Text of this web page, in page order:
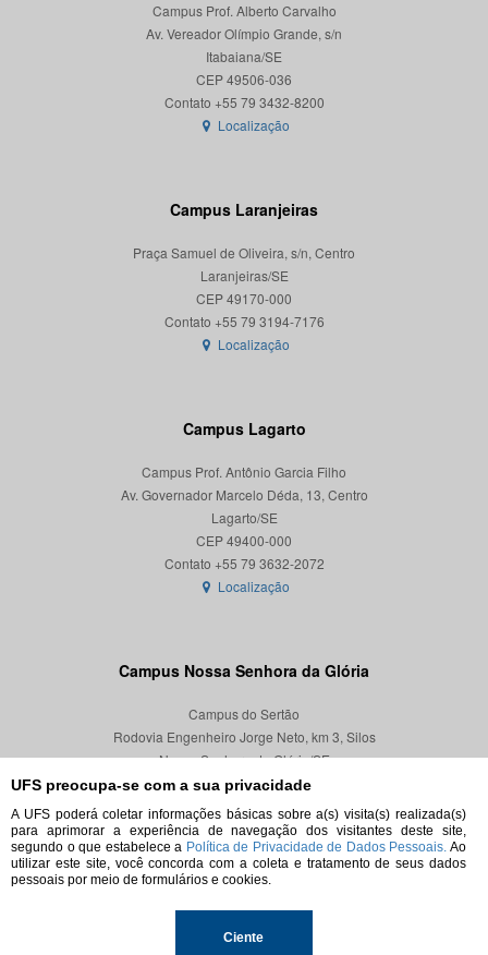
UFS preocupa-se com a sua privacidade
A UFS poderá coletar informações básicas sobre a(s) visita(s) realizada(s)
para aprimorar a experiência de navegação dos visitantes deste site,
segundo o que estabelece a Política de Privacidade de Dados Pessoais. Ao
utilizar este site, você concorda com a coleta e tratamento de seus dados
pessoais por meio de formulários e cookies.
Ciente
Campus Prof. Alberto Carvalho
Av. Vereador Olímpio Grande, s/n
Itabaiana/SE
CEP 49506-036
Localização
Campus Laranjeiras
Praça Samuel de Oliveira, s/n, Centro
Laranjeiras/SE
CEP 49170-000
Localização
Campus Lagarto
Campus Prof. Antônio Garcia Filho
Av. Governador Marcelo Déda, 13, Centro
Lagarto/SE
CEP 49400-000
Localização
Campus Nossa Senhora da Glória
Campus do Sertão
Rodovia Engenheiro Jorge Neto, km 3, Silos
Nossa Senhora da Glória/SE
CEP 49680-000
Localização
© 2026. Todos os direitos reservados.